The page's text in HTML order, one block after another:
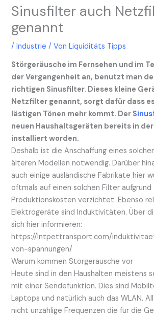
Sinusfilter auch
genannt
/Industrie / VonLiquiditäts Tipps
Störgeräusche im Fernsehen und im
der Vergangenheit an, benutzt man
richtigen Sinusfilter. Dieses kleine
Netzfilter genannt, sorgt dafür dass
lästigen Tönen mehr kommt. Der
neuen Haushaltsgeräten bereits in
installiert worden.
Deshalb ist die Anschaffung eines
älteren Modellen notwendig. Darüber
auch einige ausländische Fabrikate hier
oftmals auf einen solchen Filter aufgrund
Produktionskosten verzichtet. Ebenso
Elektrogeräte sind Induktivitäten. Über
sich hier informieren:
https://lntpettransport.com/
von-spannungen/
Warum kommen Störgeräusche vor
Heute sind in den Haushalten meistens
mit einer Sendefunktion. Dies sind
Laptops und natürlich auch das WLAN.
nicht unzählige Frequenzen die für die